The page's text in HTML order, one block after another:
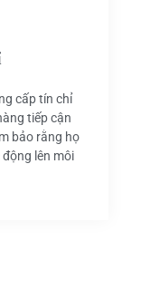
cấp tín chỉ
tiếp cận
bảo rằng họ
lên môi